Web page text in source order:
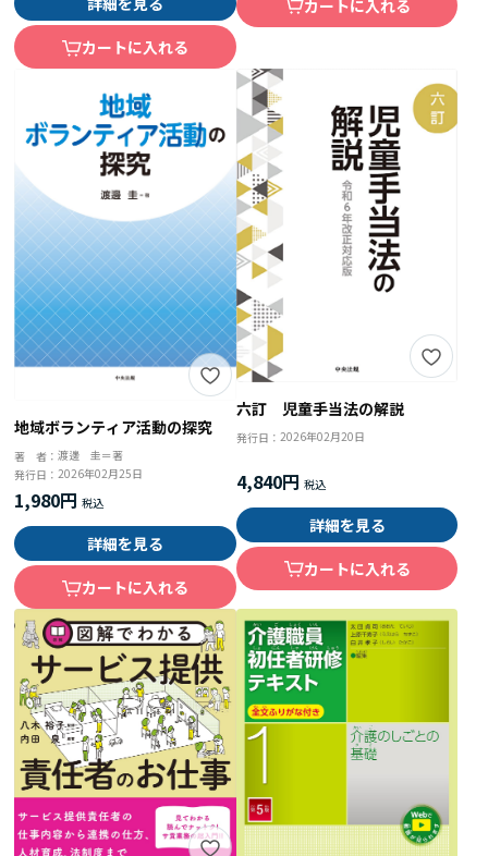
カートに入れる
カートに入れる
地域ボランティア活動の探究
著 者：渡邊 圭＝著
発行日：2026年02月25日
1,980円
詳細を見る
カートに入れる
六訂 児童手当法の解説
発行日： 2026年02月20日
4,840円
詳細を見る
カートに入れる